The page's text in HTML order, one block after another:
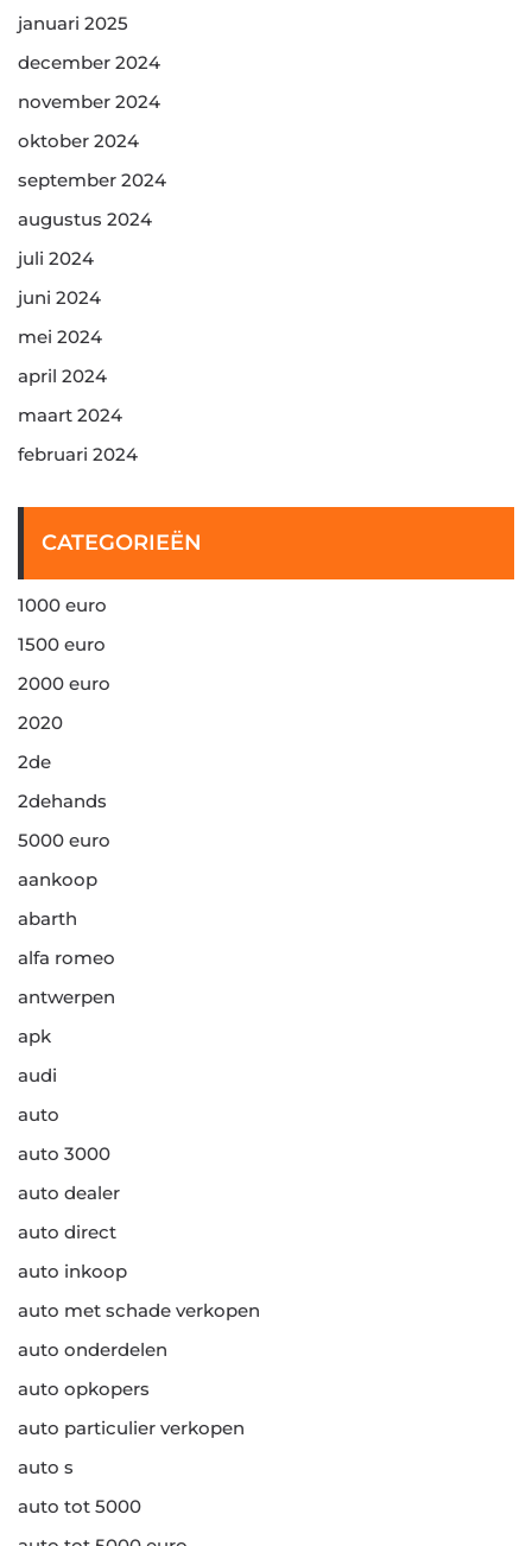
januari 2025
december 2024
november 2024
oktober 2024
september 2024
augustus 2024
juli 2024
juni 2024
mei 2024
april 2024
maart 2024
februari 2024
CATEGORIEËN
1000 euro
1500 euro
2000 euro
2020
2de
2dehands
5000 euro
aankoop
abarth
alfa romeo
antwerpen
apk
audi
auto
auto 3000
auto dealer
auto direct
auto inkoop
auto met schade verkopen
auto onderdelen
auto opkopers
auto particulier verkopen
auto s
auto tot 5000